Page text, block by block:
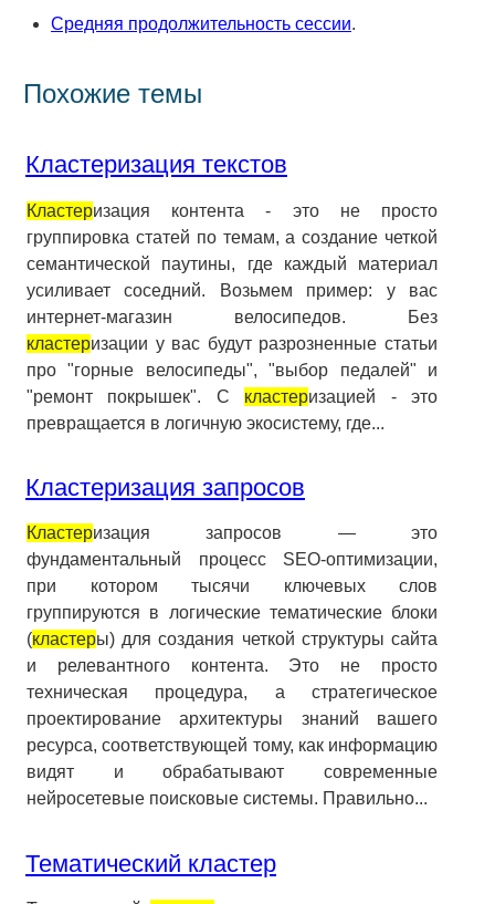
Средняя продолжительность сессии.
Похожие темы
Кластеризация текстов
Кластеризация контента - это не просто
группировка статей по темам, а создание четкой
семантической паутины, где каждый материал
усиливает соседний. Возьмем пример: у вас
интернет-магазин велосипедов. Без
кластеризации у вас будут разрозненные статьи
про "горные велосипеды", "выбор педалей" и
"ремонт покрышек". С кластеризацией - это
превращается в логичную экосистему, где...
Кластеризация запросов
Кластеризация запросов — это
фундаментальный процесс SEO-оптимизации,
при котором тысячи ключевых слов
группируются в логические тематические блоки
(кластеры) для создания четкой структуры сайта
и релевантного контента. Это не просто
техническая процедура, а стратегическое
проектирование архитектуры знаний вашего
ресурса, соответствующей тому, как информацию
видят и обрабатывают современные
нейросетевые поисковые системы. Правильно...
Тематический кластер